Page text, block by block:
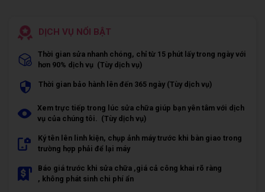
DỊCH VỤ NỔI BẬT
Thời gian sửa nhanh chóng, chỉ từ 15 phút lấy trong ngày với
hơn 90% dịch vụ (Tùy dịch vụ)
Thời gian bảo hành lên đến 365 ngày (Tùy dịch vụ)
Xem trực tiếp trong lúc sửa chữa giúp bạn yên tâm với dịch
vụ của chúng tôi. (Tùy dịch vụ)
Ký tên lên linh kiện, chụp ảnh máy trước khi bàn giao trong
trường hợp phải để lại máy
Báo giá trước khi sửa chữa ,giá cả công khai rõ ràng
, không phát sinh chi phí ẩn